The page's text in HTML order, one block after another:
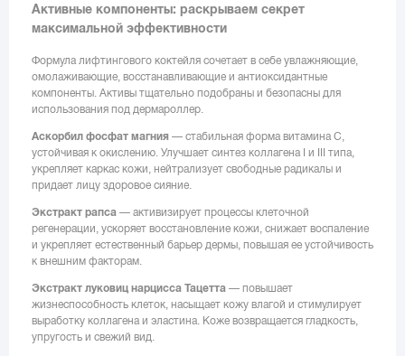
Активные компоненты: раскрываем секрет
максимальной эффективности
Формула лифтингового коктейля сочетает в себе увлажняющие,
омолаживающие, восстанавливающие и антиоксидантные
компоненты. Активы тщательно подобраны и безопасны для
использования под дермароллер.
Аскорбил фосфат магния — стабильная форма витамина С,
устойчивая к окислению. Улучшает синтез коллагена I и III типа,
укрепляет каркас кожи, нейтрализует свободные радикалы и
придает лицу здоровое сияние.
Экстракт рапса — активизирует процессы клеточной
регенерации, ускоряет восстановление кожи, снижает воспаление
и укрепляет естественный барьер дермы, повышая ее устойчивость
к внешним факторам.
Экстракт луковиц нарцисса Тацетта — повышает
жизнеспособность клеток, насыщает кожу влагой и стимулирует
выработку коллагена и эластина. Коже возвращается гладкость,
упругость и свежий вид.